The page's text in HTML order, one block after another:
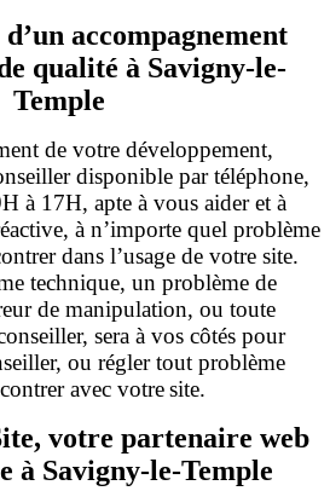
d’un accompagnement
qualité à Savigny-le-
Temple
de votre développement,
disponible par téléphone,
à 17H, apte à vous aider et à
à n’importe quel problème
dans l’usage de votre site.
technique, un problème de
de manipulation, ou toute
sera à vos côtés pour
ou régler tout problème
avec votresite.
votre partenaire web
à Savigny-le-Temple